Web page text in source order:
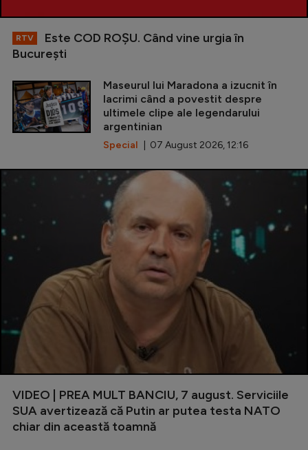
RTV
Este COD ROŞU. Când vine urgia în
Bucureşti
Maseurul lui Maradona a izucnit în
lacrimi când a povestit despre
ultimele clipe ale legendarului
argentinian
Special | 07 August 2026, 12:16
VIDEO | PREA MULT BANCIU, 7 august. Serviciile
SUA avertizează că Putin ar putea testa NATO
chiar din această toamnă